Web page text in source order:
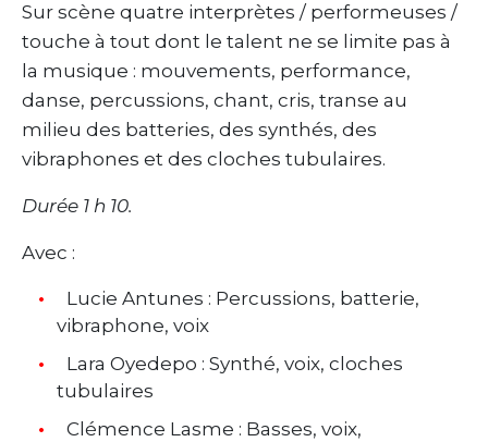
Sur scène quatre interprètes / performeuses /
touche à tout dont le talent ne se limite pas à
la musique : mouvements, performance,
danse, percussions, chant, cris, transe au
milieu des batteries, des synthés, des
vibraphones et des cloches tubulaires.
Durée 1 h 10.
Avec :
Lucie Antunes : Percussions, batterie,
vibraphone, voix
Lara Oyedepo : Synthé, voix, cloches
tubulaires
Clémence Lasme : Basses, voix,